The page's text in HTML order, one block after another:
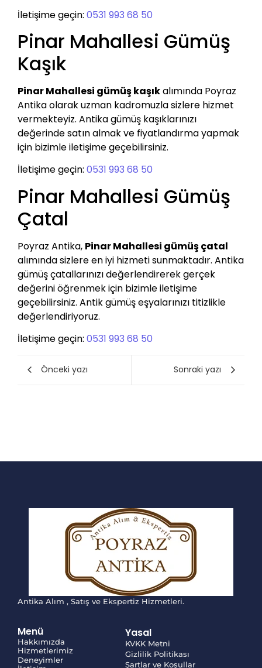
İletişime geçin: 0531 993 68 50
Pinar Mahallesi Gümüş
Kaşık
Pinar Mahallesi gümüş kaşıkalımında Poyraz
Antika olarak uzman kadromuzla sizlere hizmet
vermekteyiz. Antika gümüş kaşıklarınızı
değerinde satın almak ve fiyatlandırma yapmak
için bizimle iletişime geçebilirsiniz.
İletişime geçin: 0531 993 68 50
Pinar Mahallesi Gümüş
Çatal
Poyraz Antika, Pinar Mahallesi gümüş çatal
alımında sizlere en iyi hizmeti sunmaktadır. Antika
gümüş çatallarınızı değerlendirerek gerçek
değerini öğrenmek için bizimle iletişime
geçebilirsiniz. Antik gümüş eşyalarınızı titizlikle
değerlendiriyoruz.
İletişime geçin: 0531 993 68 50
Önceki yazı Sonraki yazı
Antika Alım , Satış ve Ekspertiz Hizmetleri.
Menü
Hakkımızda
Hizmetlerimiz
Deneyimler
Yasal
KVKK Metni
Gizlilik Politikası
Şartlar ve Koşullar